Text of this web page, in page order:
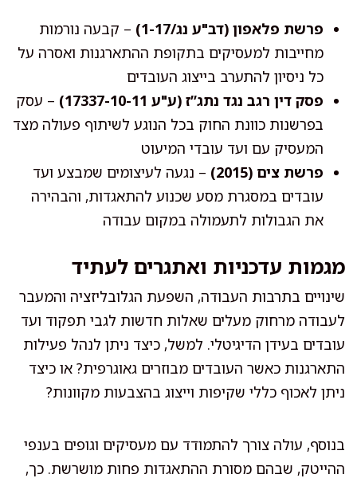
פרשת פלאפון (דב"ע נג/1-17)
– קבעה נורמות
מחייבות למעסיקים בתקופת ההתארגנות ואסרה על
כל ניסיון להתערב בייצוג העובדים
פסק דין רגב נגד נתג”ז (ע"ע 17337-10-11)
– עסק
בפרשנות כוונת החוק בכל הנוגע לשיתוף פעולה מצד
המעסיק עם ועד עובדי המיעוט
פרשת צים (2015)
– נגעה לעיצומים שמבצע ועד
עובדים במסגרת מסע שכנוע להתאגדות, והבהירה
את הגבולות לתעמולה במקום עבודה
מגמות עדכניות ואתגרים לעתיד
שינויים בתרבות העבודה, השפעת הגלובליזציה והמעבר
לעבודה מרחוק מעלים שאלות חדשות לגבי תפקוד ועד
עובדים בעידן הדיגיטלי. למשל, כיצד ניתן לנהל פעילות
התארגנות כאשר העובדים מבוזרים גאוגרפית? או כיצד
ניתן לאכוף כללי שקיפות וייצוג בהצבעות מקוונות?
בנוסף, עולה צורך להתמודד עם מעסיקים וגופים בענפי
ההייטק, שבהם מסורת ההתאגדות פחות מושרשת. כך,